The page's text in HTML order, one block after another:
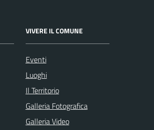
VIVERE IL COMUNE
Eventi
Luoghi
Il Territorio
Galleria Fotografica
Galleria Video